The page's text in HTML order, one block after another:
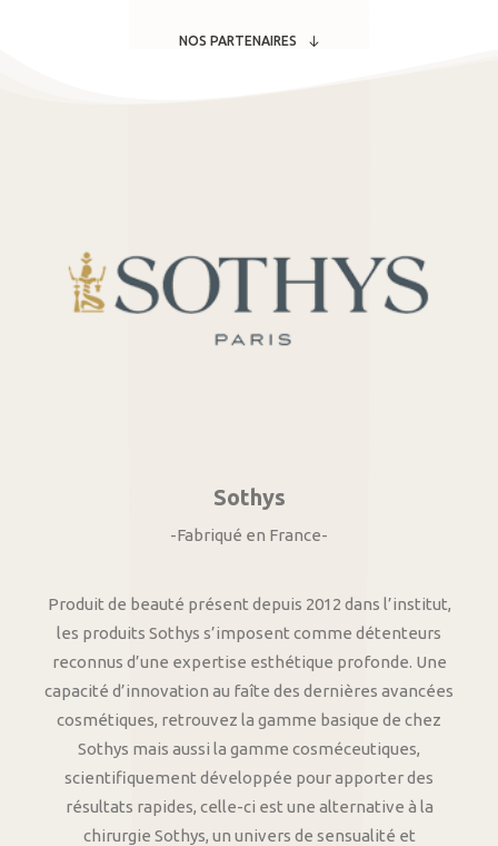
NOS PARTENAIRES
Sothys
-Fabriqué en France-
Produit de beauté présent depuis 2012 dans l’institut,
les produits Sothys s’imposent comme détenteurs
reconnus d’une expertise esthétique profonde. Une
capacité d’innovation au faîte des dernières avancées
cosmétiques, retrouvez la gamme basique de chez
Sothys mais aussi la gamme cosméceutiques,
scientifiquement développée pour apporter des
résultats rapides, celle-ci est une alternative à la
chirurgie Sothys, un univers de sensualité et